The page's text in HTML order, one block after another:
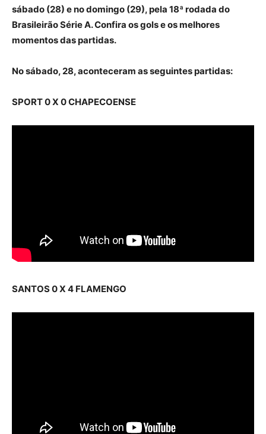
sábado (28) e no domingo (29), pela 18ª rodada do
Brasileirão Série A. Confira os gols e os melhores
momentos das partidas.
No sábado, 28, aconteceram as seguintes partidas:
SPORT 0 X 0 CHAPECOENSE
SANTOS 0 X 4 FLAMENGO